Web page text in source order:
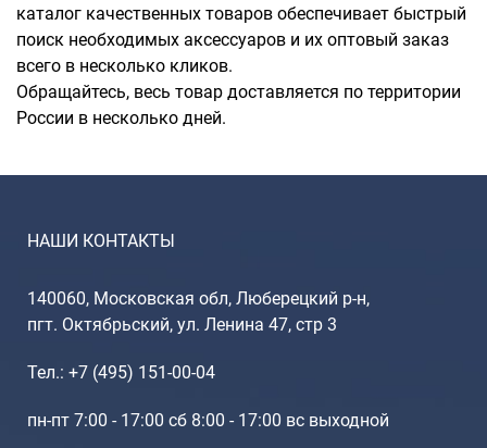
каталог качественных товаров обеспечивает быстрый
поиск необходимых аксессуаров и их оптовый заказ
всего в несколько кликов.
Обращайтесь, весь товар доставляется по территории
России в несколько дней.
НАШИ КОНТАКТЫ
140060, Московская обл, Люберецкий р-н,
пгт. Октябрьский, ул. Ленина 47, стр 3
Тел.: +7 (495) 151-00-04
пн-пт 7:00 - 17:00 сб 8:00 - 17:00 вс выходной